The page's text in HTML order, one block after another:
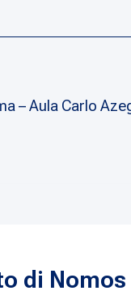
– Aula Carlo
di Nomos